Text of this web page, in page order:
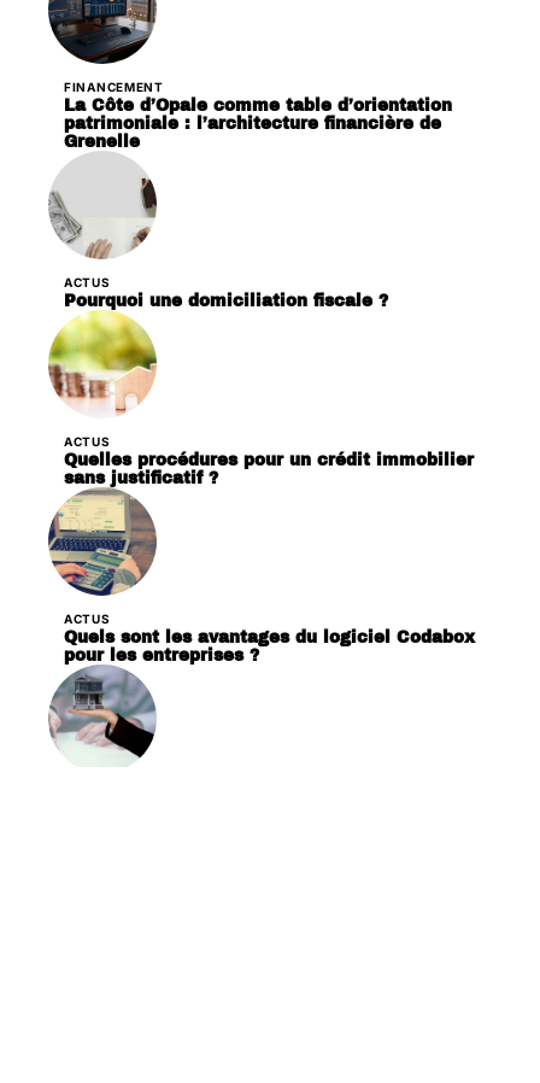
FINANCEMENT
La Côte d’Opale comme table d’orientation
patrimoniale : l’architecture financière de
Grenelle
ACTUS
Pourquoi une domiciliation fiscale ?
ACTUS
Quelles procédures pour un crédit immobilier
sans justificatif ?
ACTUS
Quels sont les avantages du logiciel Codabox
pour les entreprises ?